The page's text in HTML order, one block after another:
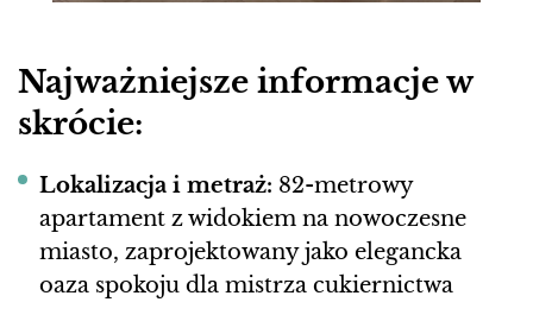
Najważniejsze informacje w
skrócie:
Lokalizacja i metraż: 82-metrowy
apartament z widokiem na nowoczesne
miasto, zaprojektowany jako elegancka
oaza spokoju dla mistrza cukiernictwa